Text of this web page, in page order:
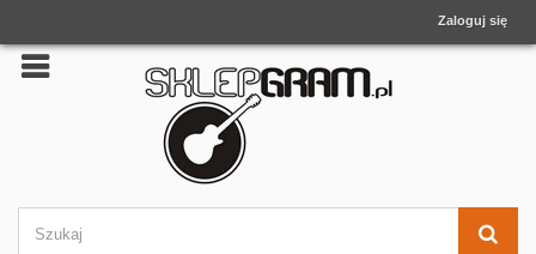
Zaloguj się